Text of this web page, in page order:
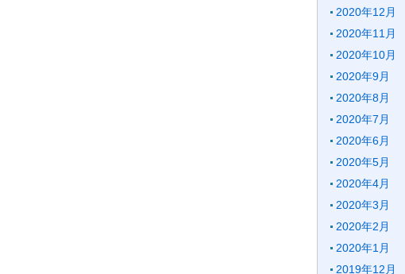
2020年12月
2020年11月
2020年10月
2020年9月
2020年8月
2020年7月
2020年6月
2020年5月
2020年4月
2020年3月
2020年2月
2020年1月
2019年12月